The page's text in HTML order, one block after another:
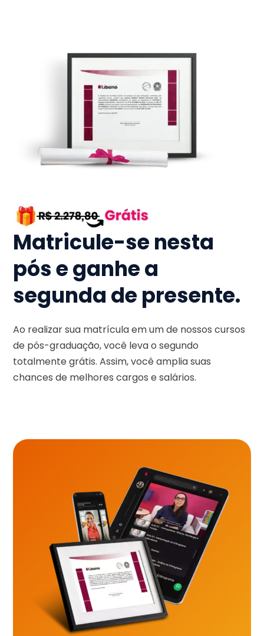
Matricule-se nesta
pós e ganhe a
segunda de presente.
Ao realizar sua matrícula em um de nossos cursos
de pós-graduação, você leva o segundo
totalmente grátis. Assim, você amplia suas
chances de melhores cargos e salários.